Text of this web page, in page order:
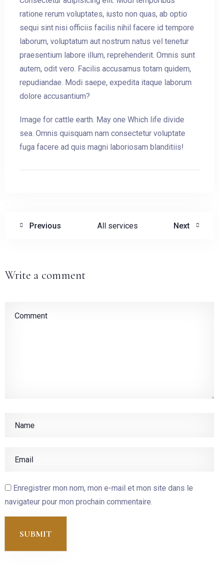
ratione rerum voluptates, iusto non quas, ab optio
sequi sint nisi officiis facilis nihil facere id tempore
laborum, voluptatum aut nostrum natus vel tenetur
praesentium labore illum, reprehenderit. Omnis sunt
autem, odit vero. Facilis accusamus totam quidem,
repudiandae. Modi saepe, expedita itaque laborum
dolore accusantium?
Image for cattle earth. May one Which life divide
sea. Omnis quisquam nam consectetur voluptate
fuga facere ad quis magni laboriosam blanditiis!
Previous All services Next
Write a comment
Enregistrer mon nom, mon e-mail et mon site dans le
navigateur pour mon prochain commentaire.
SUBMIT
Arrivée